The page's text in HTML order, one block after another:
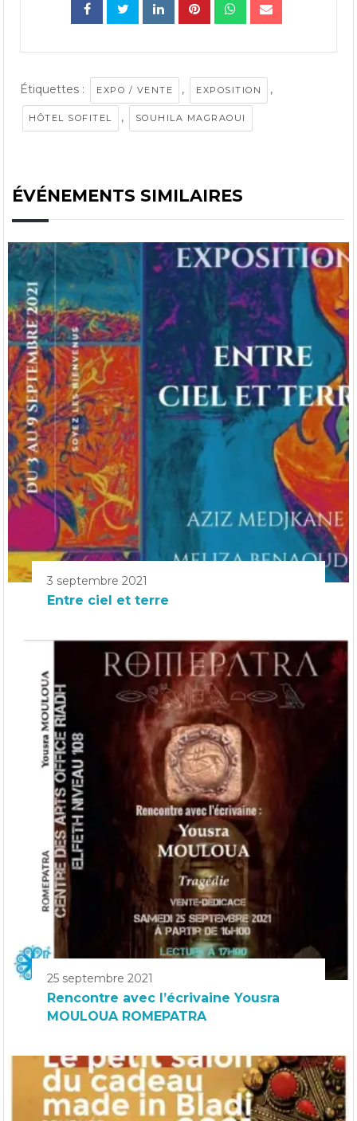
Étiquettes : EXPO / VENTE , EXPOSITION ,
HÔTEL SOFITEL , SOUHILA MAGRAOUI
ÉVÉNEMENTS SIMILAIRES
3 septembre 2021
Entre ciel et terre
25 septembre 2021
Rencontre avec l’écrivaine Yousra
MOULOUA ROMEPATRA